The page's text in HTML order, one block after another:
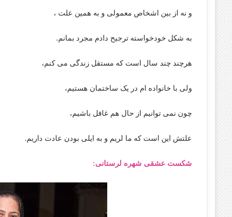
و نه از بین اشخاص معمولی و به همین علت ،
به شکل خودخواسته ترجیح دادم مجرد بمانم.
هرچند چند سال است که مستقل زندگی می کنم،
ولی با خانواده ام در یک ساختمان هستیم،
چون نمی توانیم از حال هم غافل باشیم،
علتش این است که ما لریم و به ایلی بودن عادت داریم.
شکست عشقی شهره لرستانی: